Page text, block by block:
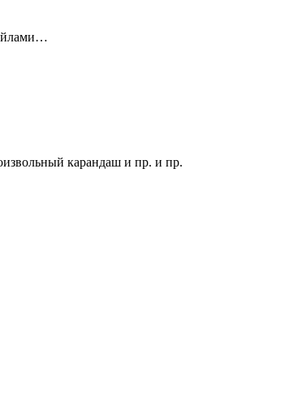
карандаш и пр. и пр.